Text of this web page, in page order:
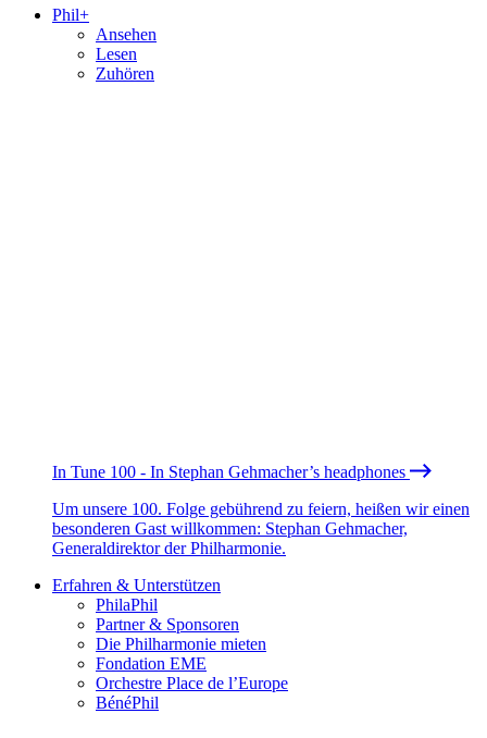
Phil+
Ansehen
Lesen
Zuhören
In Tune 100 - In Stephan Gehmacher’s headphones
Um unsere 100. Folge gebührend zu feiern, heißen wir einen
besonderen Gast willkommen: Stephan Gehmacher,
Generaldirektor der Philharmonie.
Erfahren & Unterstützen
PhilaPhil
Partner & Sponsoren
Die Philharmonie mieten
Fondation EME
Orchestre Place de l’Europe
BénéPhil